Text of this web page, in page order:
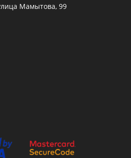
Мамытова, 99